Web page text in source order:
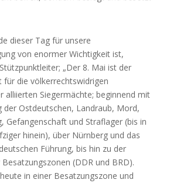
dieser Tag für unsere
von enormer Wichtigkeit ist,
„Der 8. Mai ist der
für die völkerrechtswidrigen
alliierten Siegermächte; beginnend mit
der Ostdeutschen, Landraub, Mord,
Gefangenschaft und Straflager (bis in
hinein), über Nürnberg und das
Führung, bis hin zu der
(DDR und BRD).
in einer Besatzungszone und